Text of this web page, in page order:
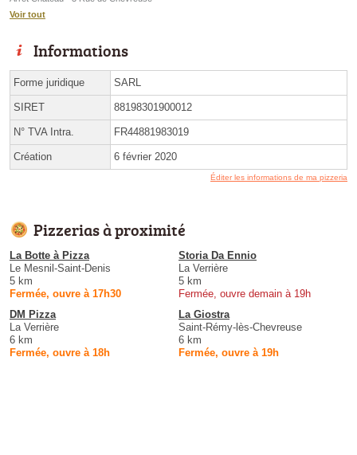
Voir tout
Informations
Forme juridique SARL
SIRET 88198301900012
N° TVA Intra. FR44881983019
Création 6 février 2020
Éditer les informations de ma pizzeria
Pizzerias à proximité
La Botte à Pizza
Le Mesnil-Saint-Denis
5 km
Fermée, ouvre à 17h30
Storia Da Ennio
La Verrière
5 km
Fermée, ouvre demain à 19h
DM Pizza
La Verrière
6 km
Fermée, ouvre à 18h
La Giostra
Saint-Rémy-lès-Chevreuse
6 km
Fermée, ouvre à 19h